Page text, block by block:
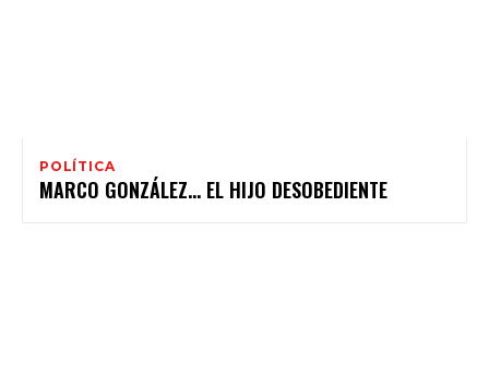
POLÍTICA
MARCO GONZÁLEZ… EL HIJO DESOBEDIENTE